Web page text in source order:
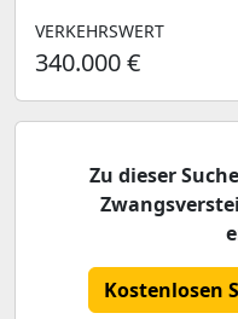
VERKEHRSWERT
340.000 €
Zu dieser
Kostenlosen